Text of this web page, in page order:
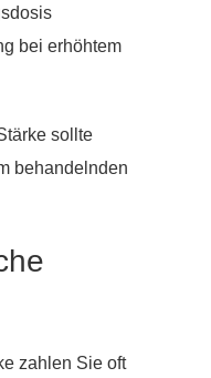
bei erhöhtem
sollte
behandelnden
zahlen Sie oft